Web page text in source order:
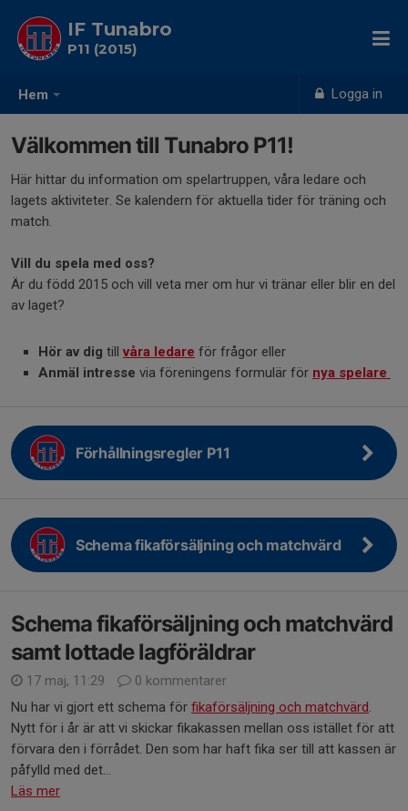
Hem Logga in
IF Tunabro
P11 (2015)
Välkommen till Tunabro P11!
Här hittar du information om spelartruppen, våra ledare och
lagets aktiviteter. Se kalendern för aktuella tider för träning och
match.
Vill du spela med oss?
Är du född 2015 och vill veta mer om hur vi tränar eller blir en del
av laget?
Hör av dig till våra ledare för frågor eller
Anmäl intresse via föreningens formulär för nya spelare
Förhållningsregler P11
Schema fikaförsäljning och matchvärd
Schema fikaförsäljning och matchvärd
samt lottade lagföräldrar
17 maj, 11:29
0 kommentarer
Nu har vi gjort ett schema för fikaförsäljning och matchvärd.
Nytt för i år är att vi skickar fikakassen mellan oss istället för att
förvara den i förrådet. Den som har haft fika ser till att kassen är
påfylld med det...
Läs mer